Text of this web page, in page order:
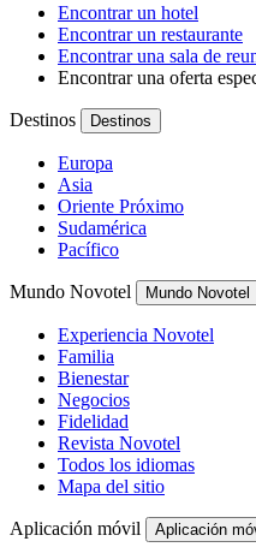
Encontrar un hotel
Encontrar un restaurante
Encontrar una sala de
Encontrar una oferta
Destinos Destinos
Europa
Asia
Oriente Próximo
Sudamérica
Pacífico
Mundo Novotel Mundo Novotel
Experiencia Novotel
Familia
Bienestar
Negocios
Fidelidad
Revista Novotel
Todos los idiomas
Mapa del sitio
Aplicación móvil Aplicación